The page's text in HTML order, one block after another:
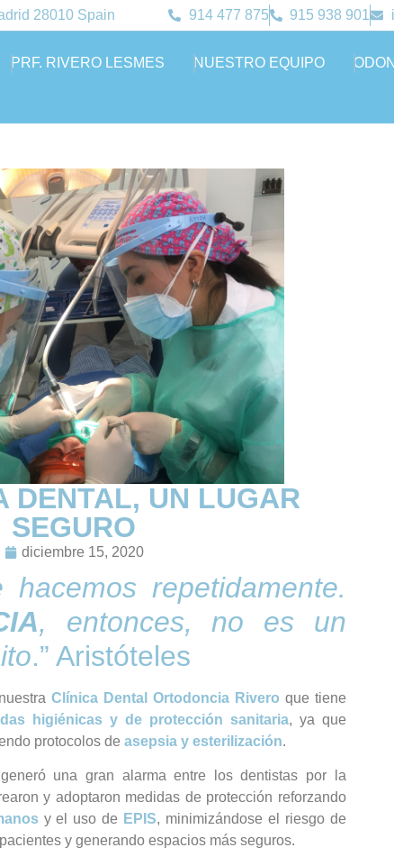
28010 Spain 914 477 875 915 938 901
PRF. RIVERO LESMES NUESTRO EQUIPO
DENTAL, UN LUGAR
SEGURO
diciembre 15, 2020
repetidamente.
, entonces, no es un
.” Aristóteles
Clínica Dental Ortodoncia Rivero que tiene
higiénicas y de protección sanitaria, ya que
protocolos de asepsia y esterilización.
una gran alarma entre los dentistas por la
y adoptaron medidas de protección reforzando
y el uso de EPIS, minimizándose el riesgo de
y generando espacios más seguros.